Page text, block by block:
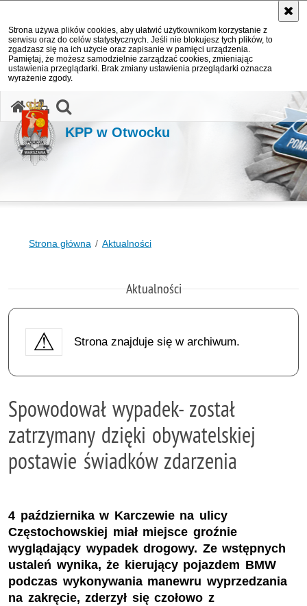
Strona używa plików cookies, aby ułatwić użytkownikom korzystanie z
serwisu oraz do celów statystycznych. Jeśli nie blokujesz tych plików, to
zgadzasz się na ich użycie oraz zapisanie w pamięci urządzenia.
Pamiętaj, że możesz samodzielnie zarządzać cookies, zmieniając
ustawienia przeglądarki. Brak zmiany ustawienia przeglądarki oznacza
wyrażenie zgody.
KPP w Otwocku
Strona główna Aktualności
Aktualności
Strona znajduje się w archiwum.
Spowodował wypadek- został
zatrzymany dzięki obywatelskiej
postawie świadków zdarzenia
4 października w Karczewie na ulicy
Częstochowskiej miał miejsce groźnie
wyglądający wypadek drogowy. Ze wstępnych
ustaleń wynika, że kierujący pojazdem BMW
podczas wykonywania manewru wyprzedzania
na zakręcie, zderzył się czołowo z